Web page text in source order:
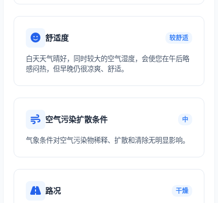
舒适度 较舒适
白天天气晴好，同时较大的空气湿度，会使您在午后略
感闷热，但早晚仍很凉爽、舒适。
空气污染扩散条件 中
气象条件对空气污染物稀释、扩散和清除无明显影响。
路况 干燥